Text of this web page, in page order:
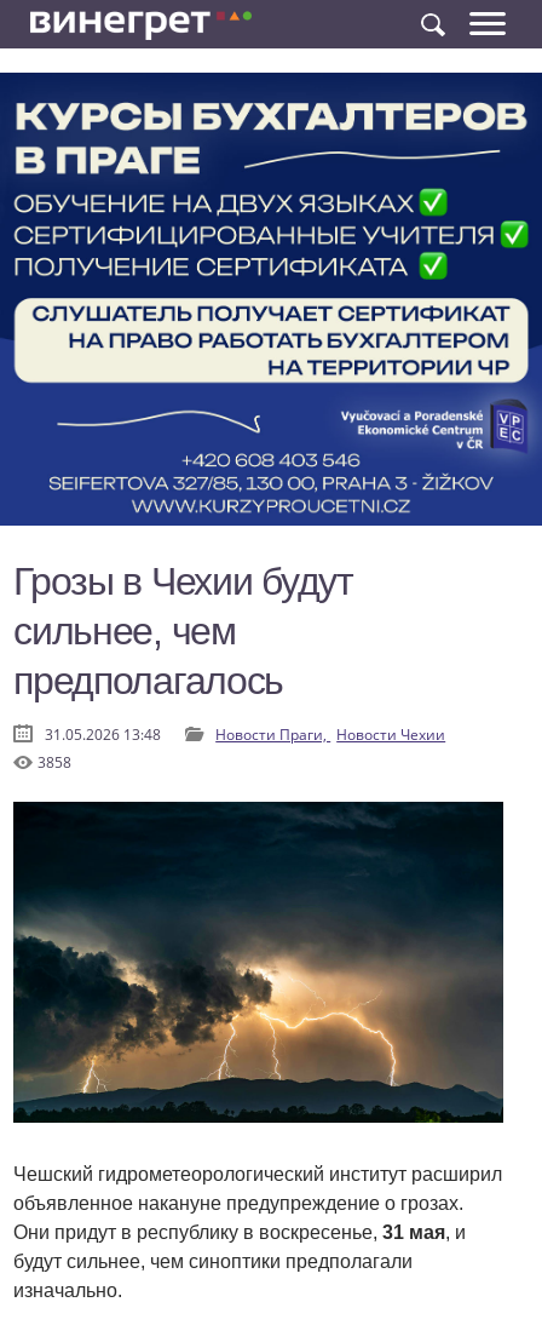
Грозы в Чехии будут
сильнее, чем
предполагалось
31.05.2026 13:48 Новости Праги, Новости Чехии
3858
Чешский гидрометеорологический институт расширил
объявленное накануне предупреждение о грозах.
Они придут в республику в воскресенье,31 мая, и
будут сильнее, чем синоптики предполагали
изначально.